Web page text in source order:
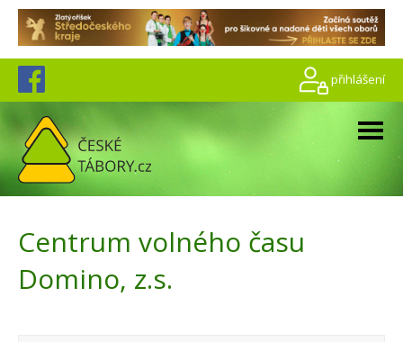
přihlášení
Centrum volného času
Domino, z.s.